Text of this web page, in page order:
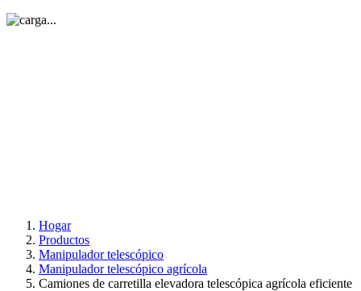
Hogar
Productos
Manipulador telescópico
Manipulador telescópico agrícola
Camiones de carretilla elevadora telescópica agrícola eficiente